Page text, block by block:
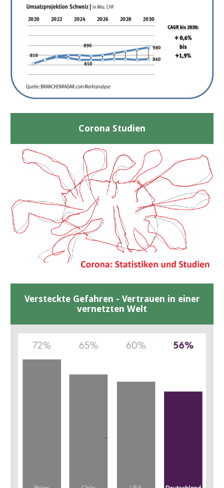
Corona Studien
Versteckte Gefahren - Vertrauen in einer
vernetzten Welt